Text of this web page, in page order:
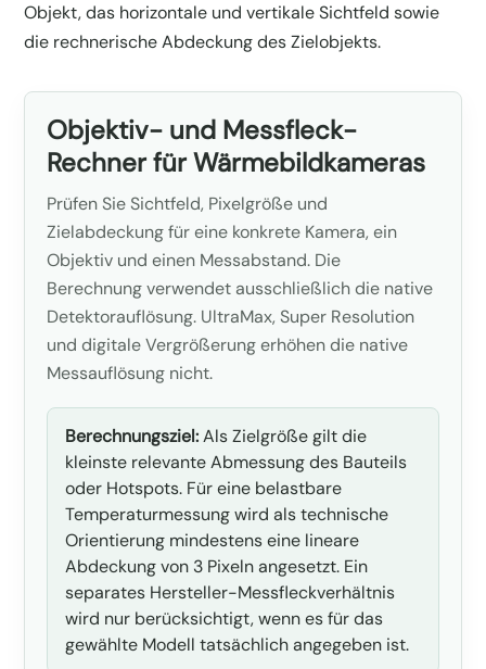
Objekt, das horizontale und vertikale Sichtfeld sowie
die rechnerische Abdeckung des Zielobjekts.
Objektiv- und Messfleck-
Rechner für Wärmebildkameras
Prüfen Sie Sichtfeld, Pixelgröße und
Zielabdeckung für eine konkrete Kamera, ein
Objektiv und einen Messabstand. Die
Berechnung verwendet ausschließlich die native
Detektorauflösung. UltraMax, Super Resolution
und digitale Vergrößerung erhöhen die native
Messauflösung nicht.
Berechnungsziel:Als Zielgröße gilt die
kleinste relevante Abmessung des Bauteils
oder Hotspots. Für eine belastbare
Temperaturmessung wird als technische
Orientierung mindestens eine lineare
Abdeckung von 3 Pixeln angesetzt. Ein
separates Hersteller-Messfleckverhältnis
wird nur berücksichtigt, wenn es für das
gewählte Modell tatsächlich angegeben ist.